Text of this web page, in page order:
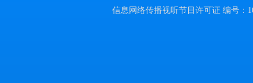
信息网络传播视听节目许可证 编号：